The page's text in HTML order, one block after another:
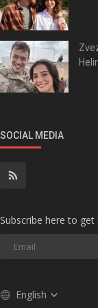
SOCIAL MEDIA
Subscribe here to
English